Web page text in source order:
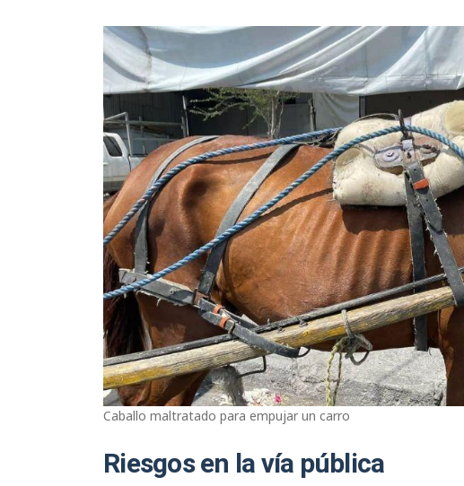
Caballo maltratado para empujar un carro
Riesgos en la vía pública